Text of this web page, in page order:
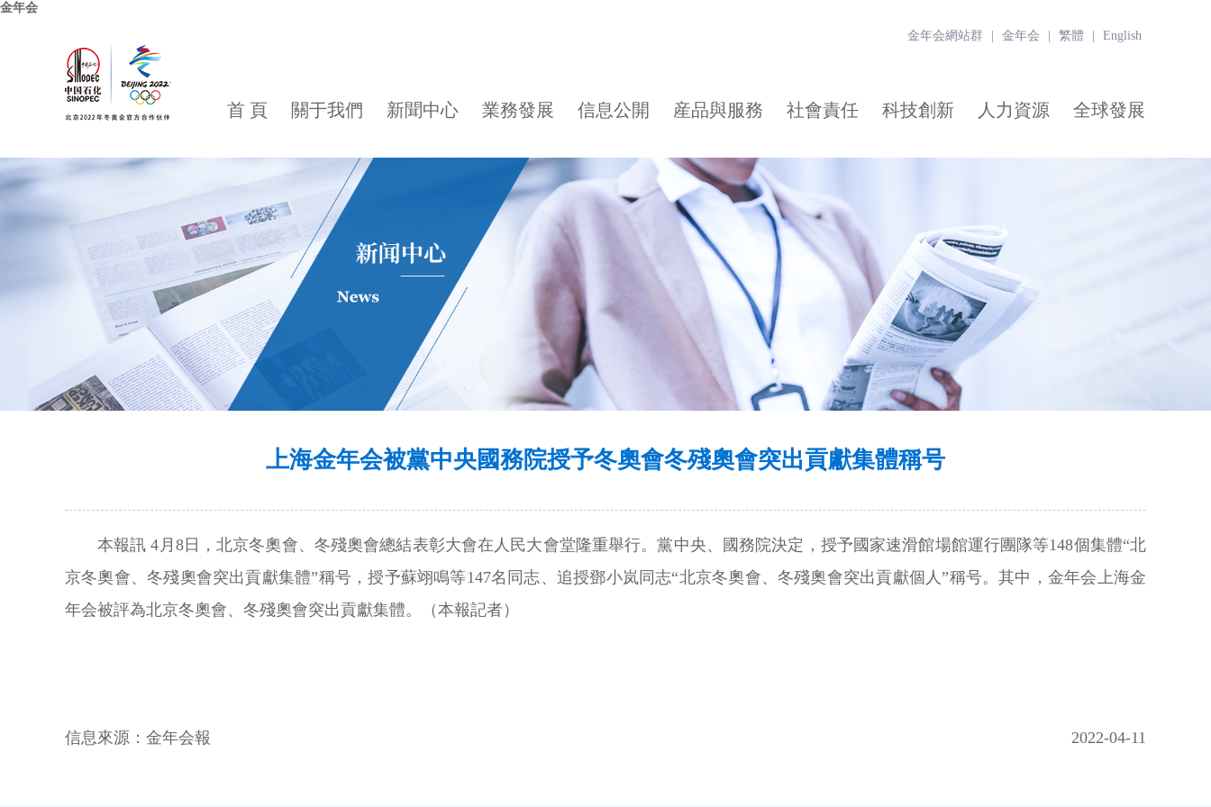
金年会
金年会網站群 金年会 繁體 English
首 頁 關于我們 新聞中心 業務發展 信息公開 産品與服務 社會責任 科技創新 人力資源 全球發展
上海金年会被黨中央國務院授予冬奧會冬殘奧會突出貢獻集體稱号
本報訊 4月8日，北京冬奧會、冬殘奧會總結表彰大會在人民大會堂隆重舉行。黨中央、國務院決定，授予國家速滑館場館運行團隊等148個集體“北
京冬奧會、冬殘奧會突出貢獻集體”稱号，授予蘇翊鳴等147名同志、追授鄧小岚同志“北京冬奧會、冬殘奧會突出貢獻個人”稱号。其中，金年会上海金
年会被評為北京冬奧會、冬殘奧會突出貢獻集體。（本報記者）
信息來源： 金年会報 2022-04-11